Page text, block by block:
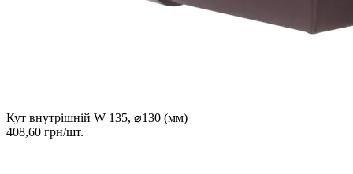
Кут внутрішній W 135, ⌀130 (мм)
408,60 грн/шт.